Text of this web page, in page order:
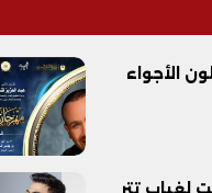
الأجواء
لغياب تتر